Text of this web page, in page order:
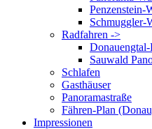
Penzenstein-
Schmuggler-
Radfahren ->
Sauwald
Schlafen
Gasthäuser
Panoramastraße
Fähren-Plan
Impressionen